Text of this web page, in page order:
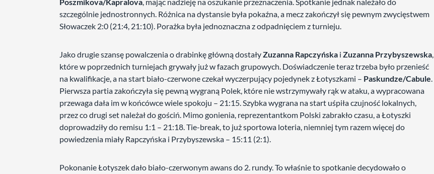
szczególnie jednostronnych. Różnica na dystansie była pokaźna, a mecz zakończył się pewnym zwycięstwem
Słowaczek 2:0 (21:4, 21:10). Porażka była jednoznaczna z odpadnięciem z turnieju.
Jako drugie szansę powalczenia o drabinkę główną dostałyZuzanna Rapczyńska i Zuzanna Przybyszewska,
które w poprzednich turniejach grywały już w fazach grupowych. Doświadczenie teraz trzeba było przenieść
na kwalifikacje, a na start biało-czerwone czekał wyczerpujący pojedynek z Łotyszkami – Paskundze/Cabule.
Pierwsza partia zakończyła się pewną wygraną Polek, które nie wstrzymywały rąk w ataku, a wypracowana
przewaga dała im w końcówce wiele spokoju – 21:15. Szybka wygrana na start uśpiła czujność lokalnych,
przez co drugi set należał do gościń. Mimo gonienia, reprezentantkom Polski zabrakło czasu, a Łotyszki
doprowadziły do remisu 1:1 – 21:18. Tie-break, to już sportowa loteria, niemniej tym razem więcej do
powiedzenia miały Rapczyńska i Przybyszewska – 15:11 (2:1).
Pokonanie Łotyszek dało biało-czerwonym awans do 2. rundy. To właśnie to spotkanie decydowało o